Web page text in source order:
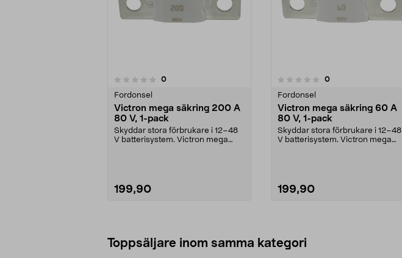
0recensioner
Fordonsel
Victron mega säkring 200 A
80 V, 1-pack
Skyddar stora förbrukare i 12–48
V batterisystem. Victron mega
199,90
0.0 av 5 stjärnor 0recensioner
Fordonsel
Victron mega säkring 60 A
80 V, 1-pack
Skyddar stora förbrukare i 12–48
V batterisystem. Victron mega
199,90
Toppsäljare inom samma kategori